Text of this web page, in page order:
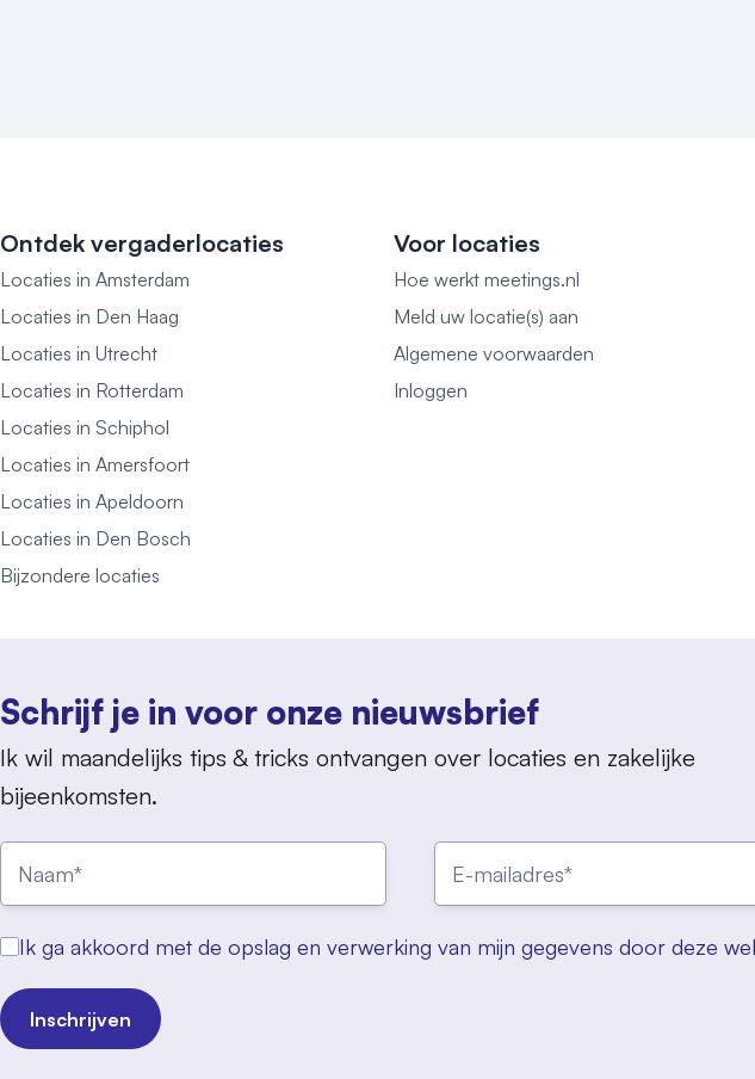
Ontdek vergaderlocaties
Locaties in Amsterdam
Locaties in Den Haag
Locaties in Utrecht
Locaties in Rotterdam
Locaties in Schiphol
Locaties in Amersfoort
Locaties in Apeldoorn
Locaties in Den Bosch
Bijzondere locaties
Voor locaties
Hoe werkt meetings.nl
Meld uw locatie(s) aan
Algemene voorwaarden
Inloggen
Schrijf je in voor onze nieuwsbrief
Ik wil maandelijks tips & tricks ontvangen over locaties en zakelijke
bijeenkomsten.
Ik ga akkoord met de opslag en verwerking van mijn gegevens door deze
Inschrijven